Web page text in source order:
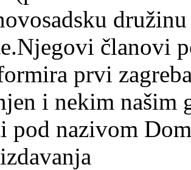
članovi
prvi
i nekim
pod nazivom